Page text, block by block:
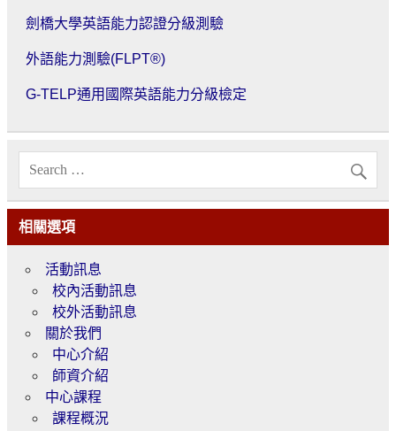
劍橋大學英語能力認證分級測驗
外語能力測驗(FLPT®)
G-TELP通用國際英語能力分級檢定
相關選項
活動訊息
校內活動訊息
校外活動訊息
關於我們
中心介紹
師資介紹
中心課程
課程概況